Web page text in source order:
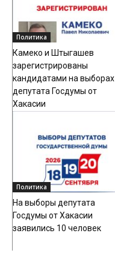
Политика
Камеко и Штыгашев
зарегистрированы
кандидатами на выборах
депутата Госдумы от
Хакасии
Политика
На выборы депутата
Госдумы от Хакасии
заявились 10 человек